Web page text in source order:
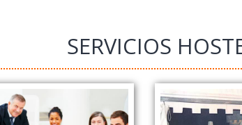
SERVICIOS